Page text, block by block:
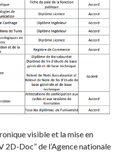
visible et la mise en
Doc” de l’Agence nationale